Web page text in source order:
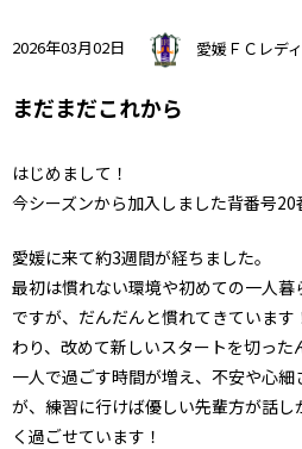
2026年03月02日 愛媛ＦＣレデ
まだまだこれから
はじめまして！
今シーズンから加入しました背番号20
愛媛に来て約3週間が経ちました。
最初は慣れない環境や初めての一人
ですが、だんだんと慣れてきていま
わり、改めて新しいスタートを切った
一人で過ごす時間が増え、不安や心
が、練習に行けば優しい先輩方が話
く過ごせています！